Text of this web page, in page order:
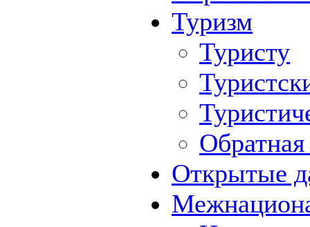
Туризм
Туристу
Обратная
Открытые